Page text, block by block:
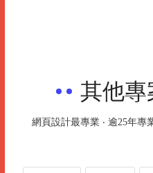
其他專
網頁設計最專業 ‧ 逾25年專